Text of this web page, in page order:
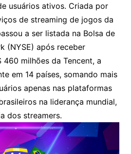
usuários ativos. Criada por
de streaming de jogos da
a ser listada na Bolsa de
(NYSE) após receber
460 milhões da Tencent, a
em 14 países, somando mais
apenas nas plataformas
na liderança mundial,
dos streamers.